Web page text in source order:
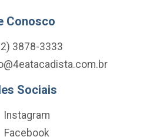
Conosco
3878-3333
Sociais
Instagram
Facebook